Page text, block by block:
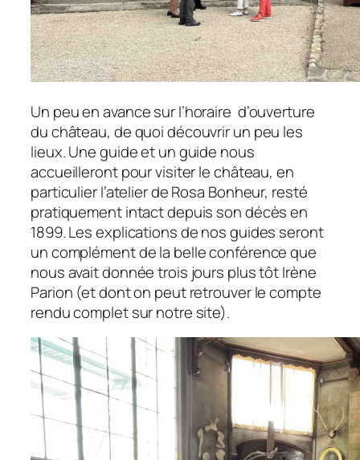
Un peu en avance sur l’horaire d’ouverture
du château, de quoi découvrir un peu les
lieux. Une guide et un guide nous
accueilleront pour visiter le château, en
particulier l’atelier de Rosa Bonheur, resté
pratiquement intact depuis son décès en
1899. Les explications de nos guides seront
un complément de la belle conférence que
nous avait donnée trois jours plus tôt Irène
Parion (et dont on peut retrouver le compte
rendu complet sur notre site).